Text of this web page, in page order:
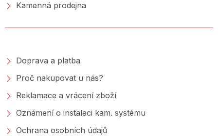
Kamenná prodejna
Doprava a platba
Proč nakupovat u nás?
Reklamace a vrácení zboží
Oznámení o instalaci kam. systému
Ochrana osobních údajů